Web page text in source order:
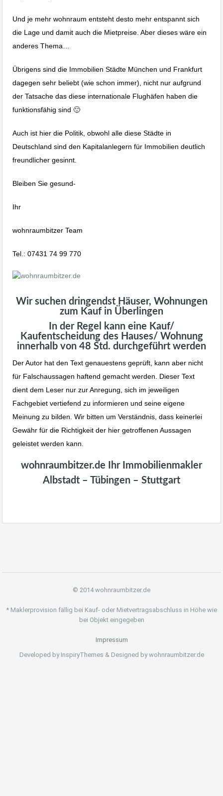
Und je mehr wohnraum entsteht desto mehr entspannt sich
die Lage und damit auch die Mietpreise. Aber dieses wäre ein
anderes Thema…
Übrigens sind die Immobilien Städte München und Frankfurt
dagegen sehr beliebt (wie schon immer), nicht nur aufgrund
der Tatsache das diese internationale Flughäfen haben die
funktionsfähig sind 🙂
Auch ist hier die Politik, obwohl alle diese Städte in
Deutschland sind den Kapitalanlegern für Immobilien deutlich
freundlicher gesinnt.
Bleiben Sie gesund-
Ihr
wohnraumbitzer Team
Tel.: 07431 74 99 770
Wir suchen dringendst Häuser, Wohnungen
zum Kauf in Überlingen
In der Regel kann eine Kauf/
Kaufentscheidung des Hauses/ Wohnung
innerhalb von 48 Std. durchgeführt werden
Der Autor hat den Text genauestens geprüft, kann aber nicht
für Falschaussagen haftend gemacht werden. Dieser Text
dient dem Leser nur zur Anregung, sich im jeweiligen
Fachgebiet vertiefend zu informieren und seine eigene
Meinung zu bilden. Wir bitten um Verständnis, dass keinerlei
Gewähr für die Richtigkeit der hier getroffenen Aussagen
geleistet werden kann.
wohnraumbitzer.de Ihr Immobilienmakler
Albstadt – Tübingen – Stuttgart
© 2014 wohnraumbitzer.de
* Maklerprovision fällig bei Kauf- oder Mietvertragsabschluss in Höhe wie
bei Objekt eingegeben
Impressum
Developed by InspiryThemes & Designed by wohnraumbitzer.de